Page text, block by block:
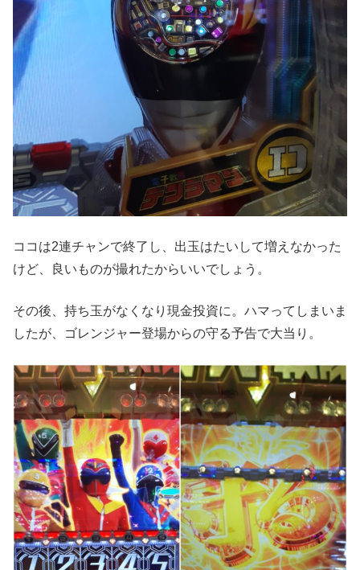
ココは2連チャンで終了し、出玉はたいして増えなかった
けど、良いものが撮れたからいいでしょう。
その後、持ち玉がなくなり現金投資に。ハマってしまいま
したが、ゴレンジャー登場からの守る予告で大当り。